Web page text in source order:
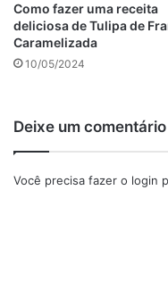
1caixinha de creme de
1 colher (sopa) rasa de
Calda Extra
500 ml de leite integral
1 e 1/2 xícara de açúcar
Como fazer uma receita
deliciosa de Tulipa de
Caramelizada
10/05/2024
Deixe um comentário
Você precisa fazer o login